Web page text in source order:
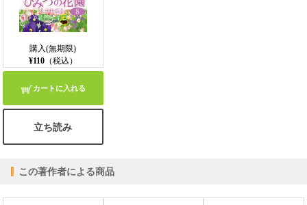
購入(無期限)
¥110（税込）
カートに入れる
立ち読み
この著作者による商品